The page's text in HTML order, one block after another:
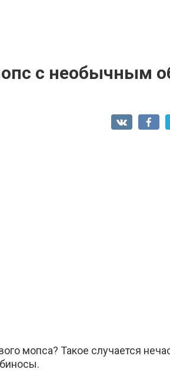
с необычным
мопса? Такое случается